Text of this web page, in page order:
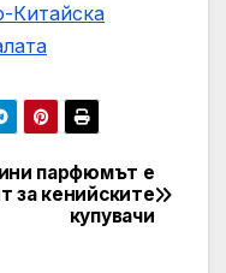
Китайска
парфюмът е
за кенийските
купувачи